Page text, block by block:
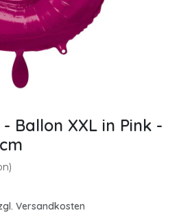
Ballon XXL in Pink -
Versandkosten